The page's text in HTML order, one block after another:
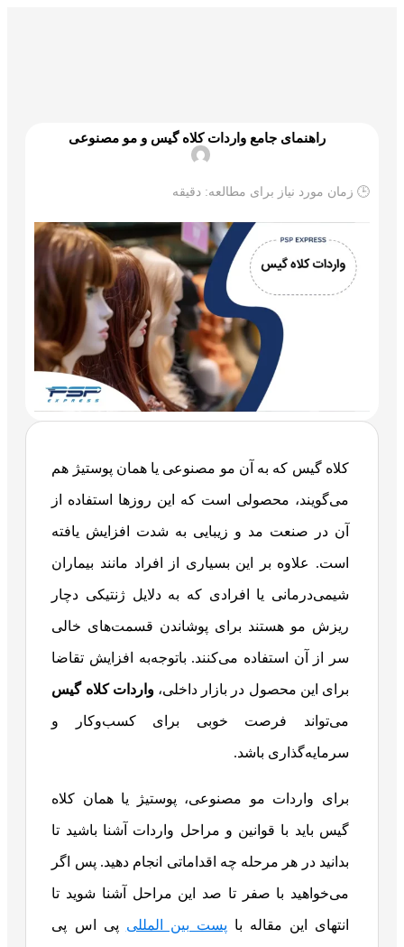
راهنمای جامع واردات کلاه گیس و مو مصنوعی
🕒 زمان مورد نیاز برای مطالعه: دقیقه
کلاه گیس که به آن مو مصنوعی یا همان پوستیژ هم
می‌گویند، محصولی است که این روزها استفاده از
آن در صنعت مد و زیبایی به شدت افزایش ‌یافته
است. علاوه بر این بسیاری از افراد مانند بیماران
شیمی‌درمانی یا افرادی که به دلایل ژنتیکی دچار
ریزش مو هستند برای پوشاندن قسمت‌های خالی
سر از آن استفاده می‌کنند. باتوجه‌به افزایش تقاضا
برای این محصول در بازار داخلی،واردات کلاه گیس
می‌تواند فرصت خوبی برای کسب‌وکار و
سرمایه‌گذاری باشد.
برای واردات مو مصنوعی، پوستیژ یا همان کلاه
گیس باید با قوانین و مراحل واردات آشنا باشید تا
بدانید در هر مرحله چه اقداماتی انجام دهید. پس اگر
می‌خواهید با صفر تا صد این مراحل آشنا شوید تا
انتهای این مقاله با پست بین المللی پی اس پی